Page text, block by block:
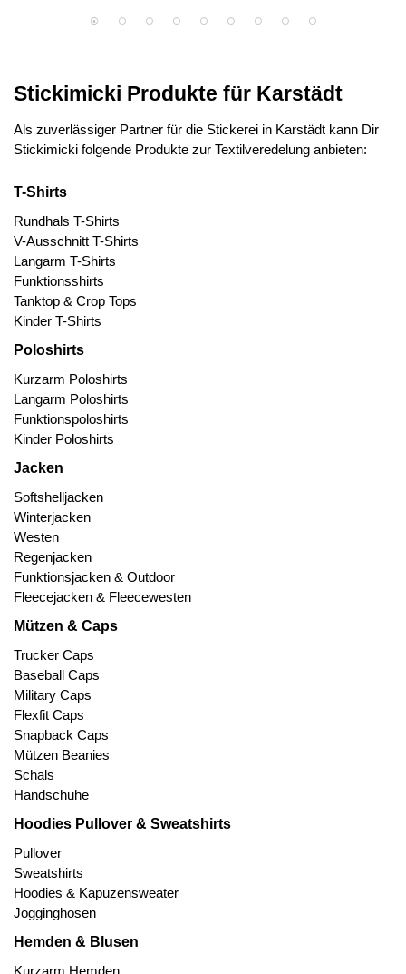
Stickimicki Produkte für Karstädt
Als zuverlässiger Partner für die Stickerei in Karstädt kann Dir
Stickimicki folgende Produkte zur Textilveredelung anbieten:
T-Shirts
Rundhals T-Shirts
V-Ausschnitt T-Shirts
Langarm T-Shirts
Funktionsshirts
Tanktop & Crop Tops
Kinder T-Shirts
Poloshirts
Kurzarm Poloshirts
Langarm Poloshirts
Funktionspoloshirts
Kinder Poloshirts
Jacken
Softshelljacken
Winterjacken
Westen
Regenjacken
Funktionsjacken & Outdoor
Fleecejacken & Fleecewesten
Mützen & Caps
Trucker Caps
Baseball Caps
Military Caps
Flexfit Caps
Snapback Caps
Mützen Beanies
Schals
Handschuhe
Hoodies Pullover & Sweatshirts
Pullover
Sweatshirts
Hoodies & Kapuzensweater
Jogginghosen
Hemden & Blusen
Kurzarm Hemden